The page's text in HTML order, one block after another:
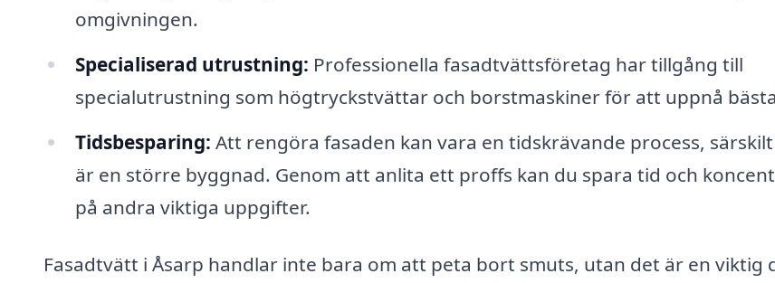
omgivningen.
Specialiserad utrustning: Professionella fasadtvättsföretag har tillgång till
specialutrustning som högtryckstvättar och borstmaskiner för att uppnå
Tidsbesparing: Att rengöra fasaden kan vara en tidskrävande process,
är en större byggnad. Genom att anlita ett proffs kan du spara tid och
på andra viktiga uppgifter.
Fasadtvätt i Åsarp handlar inte bara om att peta bort smuts, utan det är en viktig